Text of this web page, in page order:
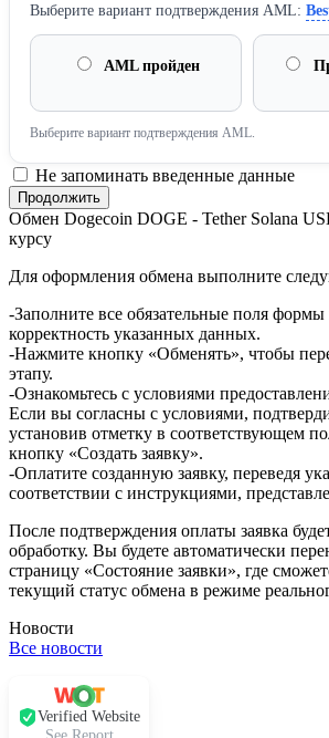
Выберите вариант подтверждения AML:
AML пройден
Выберите вариант подтверждения AML.
Не запоминать введенные данные
Обмен Dogecoin DOGE - Tether Solana
курсу
Для оформления обмена выполните
-Заполните все обязательные поля формы
корректность указанных данных.
-Нажмите кнопку «Обменять», чтобы
этапу.
-Ознакомьтесь с условиями
Если вы согласны с условиями,
установив отметку в соответствующем
кнопку «Создать заявку».
-Оплатите созданную заявку, переведя
соответствии с инструкциями,
После подтверждения оплаты заявка
обработку. Вы будете автоматически
страницу «Состояние заявки», где
текущий статус обмена в режиме
Новости
Все новости
Verified Website